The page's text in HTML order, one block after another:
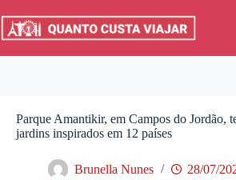
para
Parque Amantikir, em Campos do Jordão,
jardins inspirados em 12 países
Brunella Nunes
28/07/